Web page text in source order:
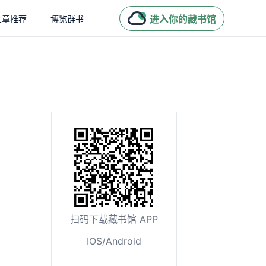
章推荐 博览群书 进入你的藏书馆
扫码下载藏书馆 APP
IOS/Android